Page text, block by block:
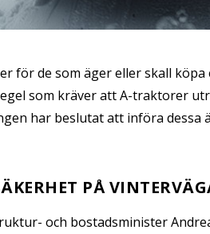
för de som äger eller skall
som kräver att A-traktorer
har beslutat att införa
PÅ
och bostadsminister